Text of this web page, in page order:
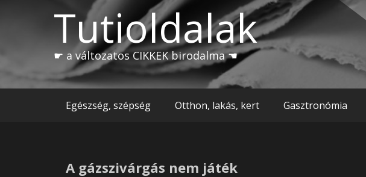
Tutioldalak
☛ a változatos CIKKEK birodalma ☚
Egészség, szépség Otthon, lakás, kert Gasztronómia
A gázszivárgás nem játék